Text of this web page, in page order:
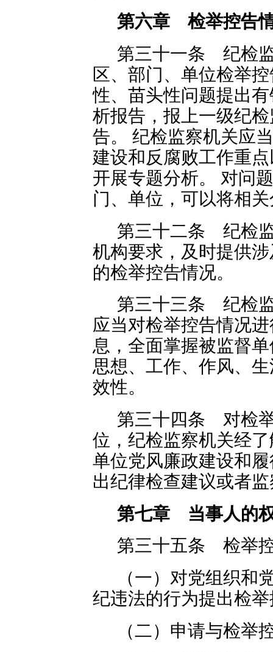
第六章 检举控告
第三十一条 纪检
区、部门、单位检举
性、苗头性问题提出
析报告，报上一级纪
告。 纪检监察机关应
建设和反腐败工作重
开展专题分析。 对问
门、单位，可以将相
第三十二条 纪检
机构要求，及时提供
的检举控告情况。
第三十三条 纪检
应当对检举控告情况
息，全面掌握被监督
思想、工作、作风、
效性。
第三十四条 对检
位，纪检监察机关经
单位党风廉政建设和
出纪律检查建议或者
第七章 当事人的
第三十五条 检举
（一）对党组织和
纪违法的行为提出检
（二）申请与检举